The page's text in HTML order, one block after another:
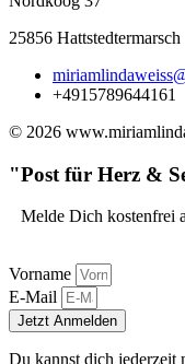
25856 Hattstedtermarsch
+4915789644161
© 2026
"Post für Herz &
Melde Dich kostenfrei
Vorname
E-Mail
Jetzt Anmelden
Du kannst dich